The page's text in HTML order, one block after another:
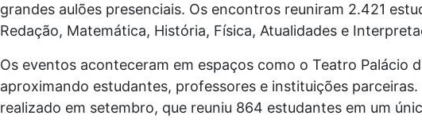
grandes aulões presenciais. Os encontros reuniram 2.421
Redação, Matemática, História, Física, Atualidades e
Os eventos aconteceram em espaços como o Teatro Palácio
aproximando estudantes, professores e instituições
realizado em setembro, que reuniu 864 estudantes em um